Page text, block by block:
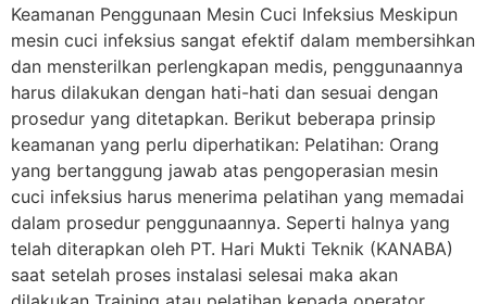
Keamanan Penggunaan Mesin Cuci Infeksius Meskipun
mesin cuci infeksius sangat efektif dalam membersihkan
dan mensterilkan perlengkapan medis, penggunaannya
harus dilakukan dengan hati-hati dan sesuai dengan
prosedur yang ditetapkan. Berikut beberapa prinsip
keamanan yang perlu diperhatikan: Pelatihan: Orang
yang bertanggung jawab atas pengoperasian mesin
cuci infeksius harus menerima pelatihan yang memadai
dalam prosedur penggunaannya. Seperti halnya yang
telah diterapkan oleh PT. Hari Mukti Teknik (KANABA)
saat setelah proses instalasi selesai maka akan